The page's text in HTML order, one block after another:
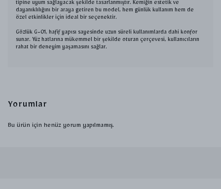
tipine uyum sağlayacak şekilde tasarlanmıştır. Kemiğin estetik ve
dayanıklılığını bir araya getiren bu model, hem günlük kullanım hem de
özel etkinlikler için ideal bir seçenektir.
Gözlük G-01, hafif yapısı sayesinde uzun süreli kullanımlarda dahi konfor
sunar. Yüz hatlarına mükemmel bir şekilde oturan çerçevesi, kullanıcıların
rahat bir deneyim yaşamasını sağlar.
Yorumlar
Bu ürün için henüz yorum yapılmamış.